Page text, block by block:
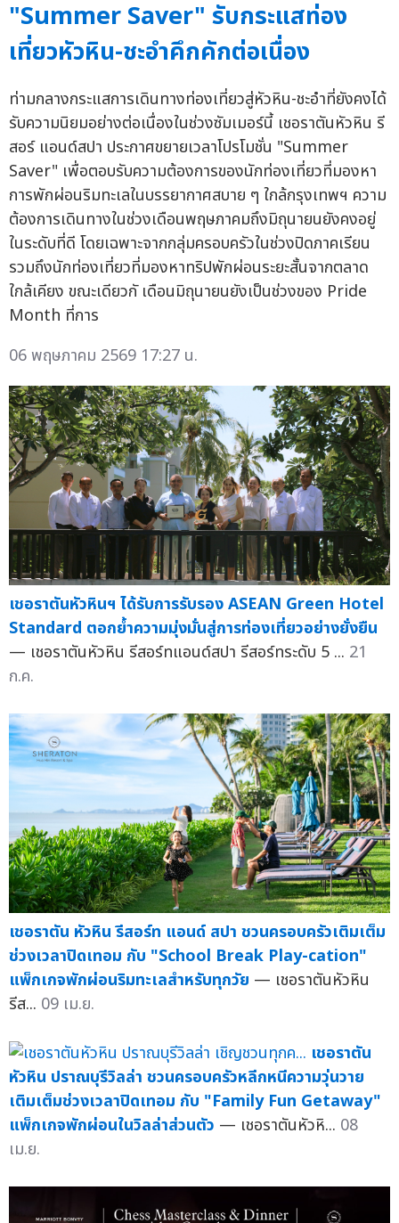
"Summer Saver" รับกระแสท่อง
เที่ยวหัวหิน-ชะอำคึกคักต่อเนื่อง
ท่ามกลางกระแสการเดินทางท่องเที่ยวสู่หัวหิน-ชะอำที่ยังคงได้
รับความนิยมอย่างต่อเนื่องในช่วงซัมเมอร์นี้ เชอราตันหัวหิน รี
สอร์ แอนด์สปา ประกาศขยายเวลาโปรโมชั่น "Summer
Saver" เพื่อตอบรับความต้องการของนักท่องเที่ยวที่มองหา
การพักผ่อนริมทะเลในบรรยากาศสบาย ๆ ใกล้กรุงเทพฯ ความ
ต้องการเดินทางในช่วงเดือนพฤษภาคมถึงมิถุนายนยังคงอยู่
ในระดับที่ดี โดยเฉพาะจากกลุ่มครอบครัวในช่วงปิดภาคเรียน
รวมถึงนักท่องเที่ยวที่มองหาทริปพักผ่อนระยะสั้นจากตลาด
ใกล้เคียง ขณะเดียวกั เดือนมิถุนายนยังเป็นช่วงของ Pride
Month ที่การ
06 พฤษภาคม 2569 17:27 น.
เชอราตันหัวหินฯ ได้รับการรับรอง ASEAN Green Hotel
Standard ตอกย้ำความมุ่งมั่นสู่การท่องเที่ยวอย่างยั่งยืน
— เชอราตันหัวหิน รีสอร์ทแอนด์สปา รีสอร์ทระดับ 5 ... 21
ก.ค.
เชอราตัน หัวหิน รีสอร์ท แอนด์ สปา ชวนครอบครัวเติมเต็ม
ช่วงเวลาปิดเทอม กับ "School Break Play-cation"
แพ็กเกจพักผ่อนริมทะเลสำหรับทุกวัย — เชอราตันหัวหิน
รีส... 09 เม.ย.
เชอราตัน
หัวหิน ปราณบุรีวิลล่า ชวนครอบครัวหลีกหนีความวุ่นวาย
เติมเต็มช่วงเวลาปิดเทอม กับ "Family Fun Getaway"
แพ็กเกจพักผ่อนในวิลล่าส่วนตัว — เชอราตันหัวหิ... 08
เม.ย.